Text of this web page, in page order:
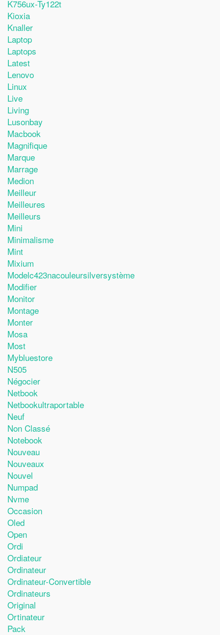
K756ux-Ty122t
Kioxia
Knaller
Laptop
Laptops
Latest
Lenovo
Linux
Live
Living
Lusonbay
Macbook
Magnifique
Marque
Marrage
Medion
Meilleur
Meilleures
Meilleurs
Mini
Minimalisme
Mint
Mixium
Modelc423nacouleursilversystème
Modifier
Monitor
Montage
Monter
Mosa
Most
Mybluestore
N505
Négocier
Netbook
Netbookultraportable
Neuf
Non Classé
Notebook
Nouveau
Nouveaux
Nouvel
Numpad
Nvme
Occasion
Oled
Open
Ordi
Ordiateur
Ordinateur
Ordinateur-Convertible
Ordinateurs
Original
Ortinateur
Pack